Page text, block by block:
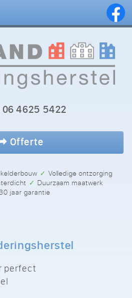
06 4625 5422
Offerte
kelderbouw
✓ Volledige ontzorging
✓ Duurzaam maatwerk
30 jaar garantie
perfect